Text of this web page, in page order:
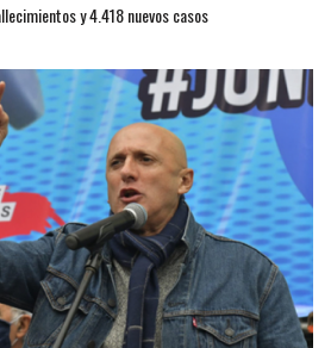
y 4.418 nuevos casos